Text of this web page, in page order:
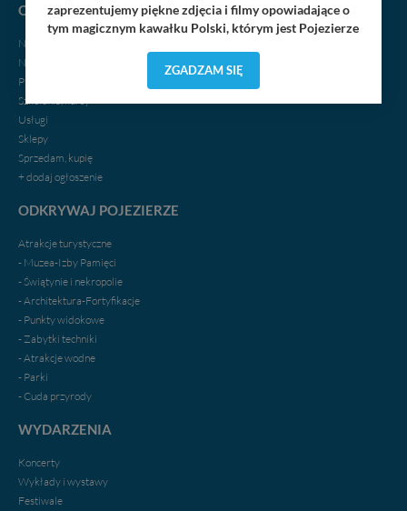
OGŁOSZENIA
Nieruchomości
Noclegi
Praca
Szkolenia, kursy
Usługi
Sklepy
Sprzedam, kupię
+ dodaj ogłoszenie
ODKRYWAJ POJEZIERZE
Atrakcje turystyczne
- Muzea-Izby Pamięci
- Świątynie i nekropolie
- Architektura-Fortyfikacje
- Punkty widokowe
- Zabytki techniki
- Atrakcje wodne
- Parki
- Cuda przyrody
WYDARZENIA
Koncerty
Wykłady i wystawy
Festiwale
zaprezentujemy piękne zdjęcia i filmy opowiadające o
tym magicznym kawałku Polski, którym jest Pojezierze
Pojezierze Gnieźnieńskie odkrywać dla Ciebie na
składający się z pasjonatów, miłośników, czy wręcz
dnia wędruje po Pojezierzu Gnieźnieńskim, by rozwijać
portal, poprzez jego rozbudowę oraz dostarczanie
nowych treści i zdjęć.
Abyśmy nadal mogli to robić, potrzebujemy Twojej
dostosować do Twoich preferencji. Twoje dane (w tym
pliki cookies) będą zapisywane w celu usprawnienia
serwisu (zapamiętywanie pozycji na mapach, ostatnie
wyszukania, ulubione miejsca, logowania, itp).
Bezpieczeństwo Twoich danych jest dla nas
priorytetowe, bez poinformowania Ciebie nie będziemy
zmieniać zakresu naszych uprawnień. Twoje dane są u
informacji uzyskach w naszej
Klikając znak X lub przycisk PRZEJDŹ DO SERWISU
Nasz serwis nie wykorzystuje oraz nie udostępnia
Twoich danych innym podmiotom oraz osobom
ZGADZAM SIĘ